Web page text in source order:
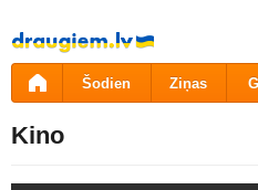
Pāriet
uz
saturu
Šodien Ziņas
Kino